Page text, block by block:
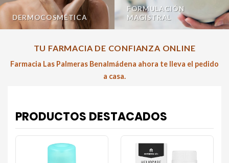
DERMOCOSMÉTICA
FORMULACIÓN
MAGISTRAL
TU FARMACIA DE CONFIANZA ONLINE
Farmacia Las Palmeras Benalmádena ahora te lleva el pedido
a casa.